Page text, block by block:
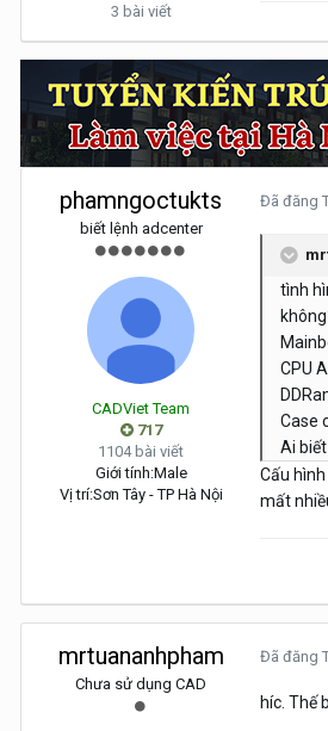
3 bài viết
phamngoctukts
biết lệnh adcenter
CADViet Team
717
1104 bài viết
Giới tính:Male
Vị trí:Sơn Tây - TP Hà Nội
Đã đăng
tình
CPU
Case
Ai
Cấu
mất
mrtuananhpham
Chưa sử dụng CAD
Đã đăng
híc. Thế